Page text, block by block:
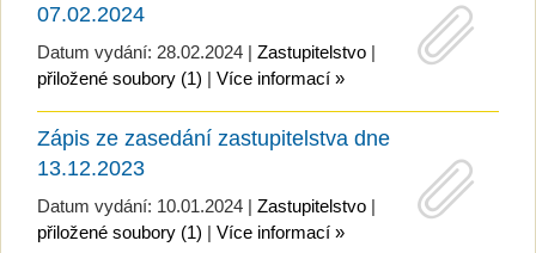
07.02.2024
Datum vydání: 28.02.2024 | Zastupitelstvo |
přiložené soubory (1) | Více informací »
Zápis ze zasedání zastupitelstva dne
13.12.2023
Datum vydání: 10.01.2024 | Zastupitelstvo |
přiložené soubory (1) | Více informací »